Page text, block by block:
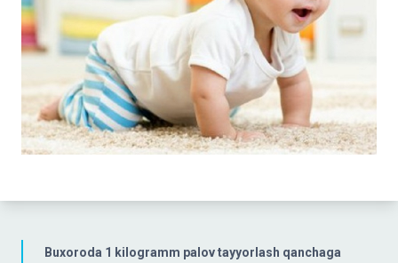
Buxoroda 1 kilogramm palov tayyorlash qanchaga